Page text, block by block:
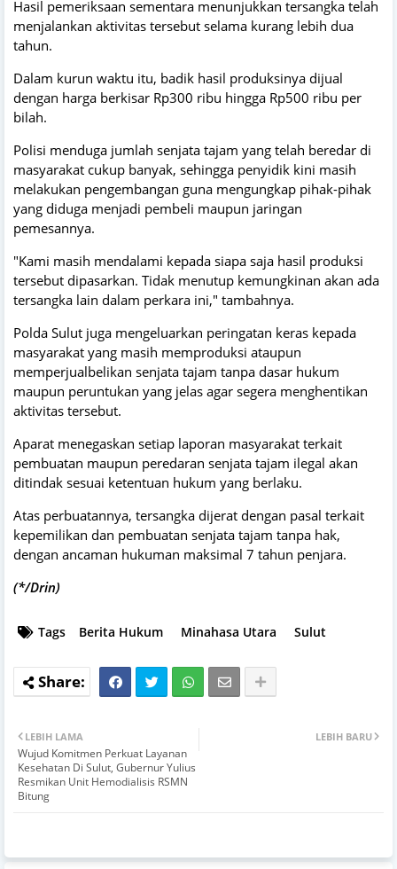
Hasil pemeriksaan sementara menunjukkan tersangka telah
menjalankan aktivitas tersebut selama kurang lebih dua
tahun.
Dalam kurun waktu itu, badik hasil produksinya dijual
dengan harga berkisar Rp300 ribu hingga Rp500 ribu per
bilah.
Polisi menduga jumlah senjata tajam yang telah beredar di
masyarakat cukup banyak, sehingga penyidik kini masih
melakukan pengembangan guna mengungkap pihak-pihak
yang diduga menjadi pembeli maupun jaringan
pemesannya.
"Kami masih mendalami kepada siapa saja hasil produksi
tersebut dipasarkan. Tidak menutup kemungkinan akan ada
tersangka lain dalam perkara ini," tambahnya.
Polda Sulut juga mengeluarkan peringatan keras kepada
masyarakat yang masih memproduksi ataupun
memperjualbelikan senjata tajam tanpa dasar hukum
maupun peruntukan yang jelas agar segera menghentikan
aktivitas tersebut.
Aparat menegaskan setiap laporan masyarakat terkait
pembuatan maupun peredaran senjata tajam ilegal akan
ditindak sesuai ketentuan hukum yang berlaku.
Atas perbuatannya, tersangka dijerat dengan pasal terkait
kepemilikan dan pembuatan senjata tajam tanpa hak,
dengan ancaman hukuman maksimal 7 tahun penjara.
(*/Drin)
Tags Berita Hukum Minahasa Utara Sulut
LEBIH BARU
LEBIH LAMA
Wujud Komitmen Perkuat Layanan
Kesehatan Di Sulut, Gubernur Yulius
Resmikan Unit Hemodialisis RSMN
Bitung